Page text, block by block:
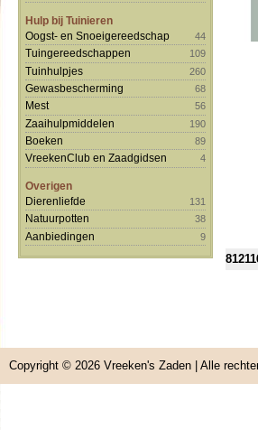
Hulp bij Tuinieren
Oogst- en Snoeigereedschap
44
Tuingereedschappen 109
Tuinhulpjes 260
Gewasbescherming 68
Mest 56
Zaaihulpmiddelen 190
Boeken 89
VreekenClub en Zaadgidsen 4
Overigen
Dierenliefde
131
Natuurpotten 38
Aanbiedingen 9
Copyright © 2026 Vreeken's Zaden | Alle